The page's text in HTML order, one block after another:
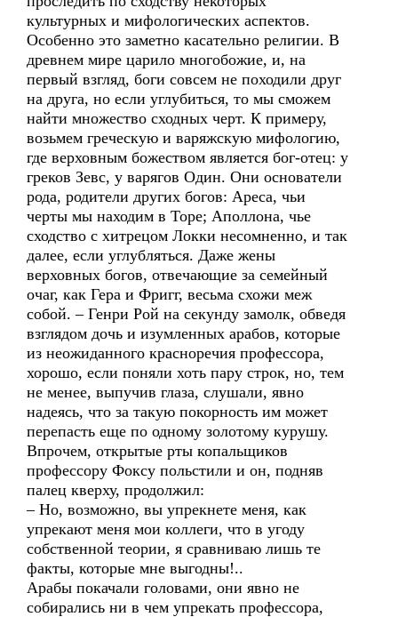
культурных и мифологических аспектов.
Особенно это заметно касательно религии. В
древнем мире царило многобожие, и, на
первый взгляд, боги совсем не походили друг
на друга, но если углубиться, то мы сможем
найти множество сходных черт. К примеру,
возьмем греческую и варяжскую мифологию,
где верховным божеством является бог-отец: у
греков Зевс, у варягов Один. Они основатели
рода, родители других богов: Ареса, чьи
черты мы находим в Торе; Аполлона, чье
сходство с хитрецом Локки несомненно, и так
далее, если углубляться. Даже жены
верховных богов, отвечающие за семейный
очаг, как Гера и Фригг, весьма схожи меж
собой. – Генри Рой на секунду замолк, обведя
взглядом дочь и изумленных арабов, которые
из неожиданного красноречия профессора,
хорошо, если поняли хоть пару строк, но, тем
не менее, выпучив глаза, слушали, явно
надеясь, что за такую покорность им может
перепасть еще по одному золотому курушу.
Впрочем, открытые рты копальщиков
профессору Фоксу польстили и он, подняв
палец кверху, продолжил:
– Но, возможно, вы упрекнете меня, как
упрекают меня мои коллеги, что в угоду
собственной теории, я сравниваю лишь те
факты, которые мне выгодны!..
Арабы покачали головами, они явно не
собирались ни в чем упрекать профессора,